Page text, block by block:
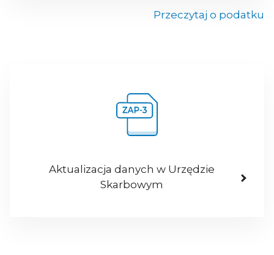
Przeczytaj o podatku
Aktualizacja danych w Urzędzie
Skarbowym